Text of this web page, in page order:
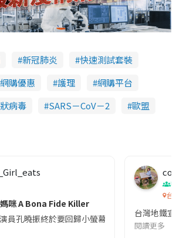
新冠肺炎
快速測試套裝
網購優惠 護理
網購平台
病毒 SARS－CoV－2 歐盟
媽咪 A Bona Fide Killer
員孔曉振終於要回歸小螢幕啦!這次的劇本改編
co
吹
台灣
台灣地鐵宣
閱讀更多